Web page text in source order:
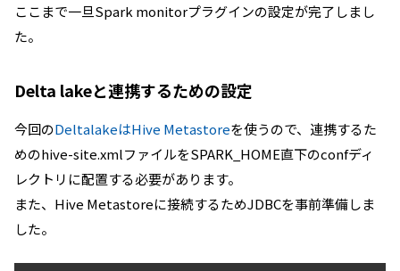
ここまで一旦Spark monitorプラグインの設定が完了しまし
た。
Delta lakeと連携するための設定
今回のDeltalakeはHive Metastoreを使うので、連携するた
めのhive-site.xmlファイルをSPARK_HOME直下のconfディ
レクトリに配置する必要があります。
また、Hive Metastoreに接続するためJDBCを事前準備しま
した。